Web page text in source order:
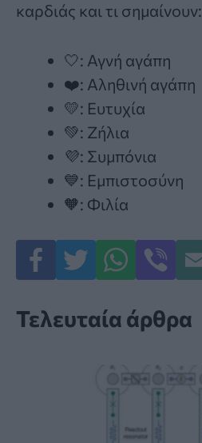
καρδιάς και τι σημαίνουν:
🤍: Αγνή αγάπη
❤️: Αληθινή αγάπη
💛: Ευτυχία
💚: Ζήλια
💜: Συμπόνια
💙: Εμπιστοσύνη
🧡: Φιλία
Τελευταία άρθρα